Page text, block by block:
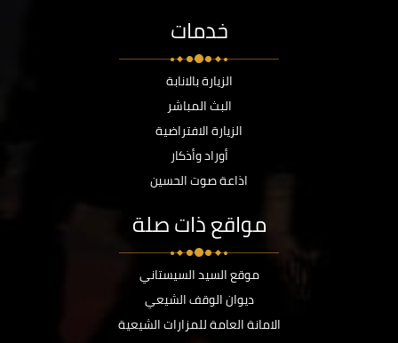
خدمات
الزيارة بالانابة
البث المباشر
الزيارة الافتراضية
أوراد وأذكار
اذاعة صوت الحسين
مواقع ذات صلة
موقع السيد السيستاني
ديوان الوقف الشيعي
الامانة العامة للمزارات الشيعية